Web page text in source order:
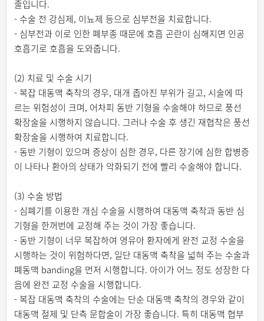
줄입니다.
- 수술 전 강심제, 이뇨제 등으로 심부전을 치료합니다.
- 심부전과 이로 인한 폐부종 때문에 호흡 곤란이 심해지면 인공
호흡기로 호흡을 도와줍니다.
(2) 치료 및 수술 시기
- 복잡 대동맥 축착의 경우, 대개 좁아진 부위가 길고, 시술에 따
르는 위험성이 크며, 어차피 동반 기형을 수술해야 하므로 풍선
확장술을 시행하지 않습니다. 그러나 수술 후 생긴 재협착은 풍선
확장술을 시행하여 치료합니다.
- 동반 기형이 있으며 증상이 심한 경우, 다른 장기에 심한 합병증
이 나타나 환아의 상태가 악화되기 전에 빨리 수술해야 합니다.
(3) 수술 방법
- 심폐기를 이용한 개심 수술을 시행하여 대동맥 축착과 동반 심
기형을 한꺼번에 교정해 주는 것이 가장 좋습니다.
- 동반 기형이 너무 복잡하여 영유아 환자에게 완전 교정 수술을
시행하는 것이 위험하다면, 일단 대동맥 축착을 넓혀 주는 수술과
폐동맥 banding을 먼저 시행합니다. 아이가 어느 정도 성장한 다
음에 완전 교정 수술을 시행합니다.
- 복잡 대동맥 축착의 수술에는 단순 대동맥 축착의 경우와 같이
대동맥 절제 및 단측 문합술이 가장 좋습니다. 특히 대동맥 협부